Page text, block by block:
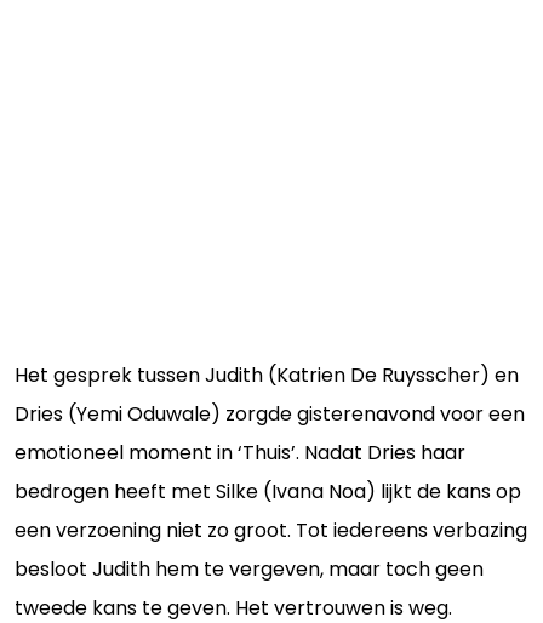
Het gesprek tussen Judith (Katrien De Ruysscher) en
Dries (Yemi Oduwale) zorgde gisterenavond voor een
emotioneel moment in ‘Thuis’. Nadat Dries haar
bedrogen heeft met Silke (Ivana Noa) lijkt de kans op
een verzoening niet zo groot. Tot iedereens verbazing
besloot Judith hem te vergeven, maar toch geen
tweede kans te geven. Het vertrouwen is weg.